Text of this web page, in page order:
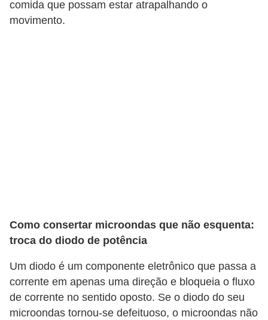
comida que possam estar atrapalhando o
movimento.
Como consertar microondas que não esquenta:
troca do diodo de potência
Um diodo é um componente eletrônico que passa a
corrente em apenas uma direção e bloqueia o fluxo
de corrente no sentido oposto. Se o diodo do seu
microondas tornou-se defeituoso, o microondas não